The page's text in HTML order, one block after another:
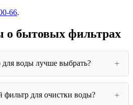
66.
о бытовых фильтрах
воды лучше выбрать?
фильтр для очистки воды?